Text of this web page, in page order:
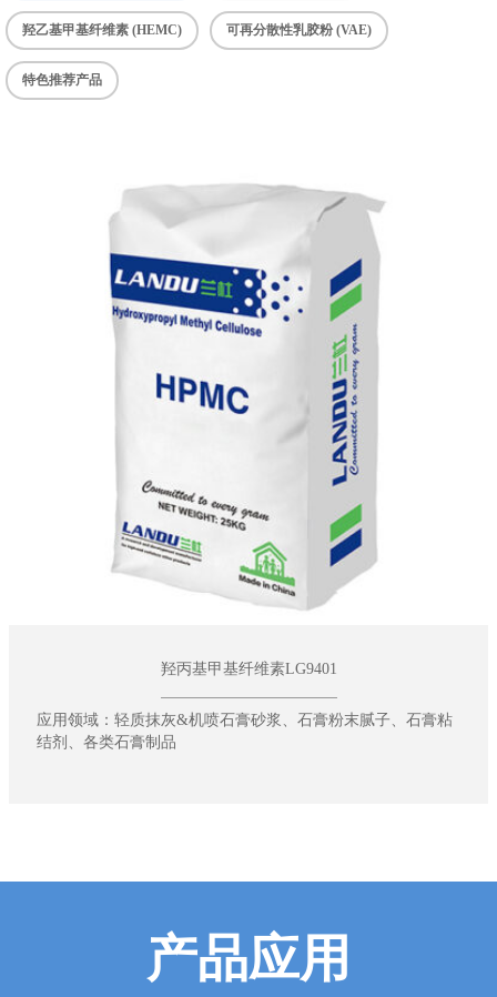
羟乙基甲基纤维素 (HEMC) 可再分散性乳胶粉 (VAE)
特色推荐产品
羟丙基甲基纤维素LG9401
应用领域：轻质抹灰&机喷石膏砂浆、石膏粉末腻子、石膏粘
结剂、各类石膏制品
产品应用